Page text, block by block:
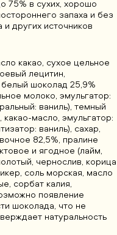
75% в сухих, хорошо
запаха и без
других источников
какао, сухое цельное
лецитин,
белый шоколад 25,9%
молоко, эмульгатор:
ваниль), темный
масло, эмульгатор:
ваниль), сахар,
82,5%, пралине
и ягодное (лайм,
чернослив, корица
соль морская, масло
сорбат калия,
появление
шоколада, что не
натуральность